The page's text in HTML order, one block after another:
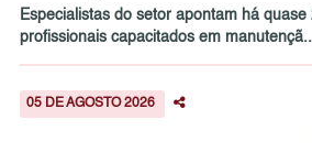
Especialistas do setor apontam há
profissionais capacitados em
05 DE AGOSTO 2026